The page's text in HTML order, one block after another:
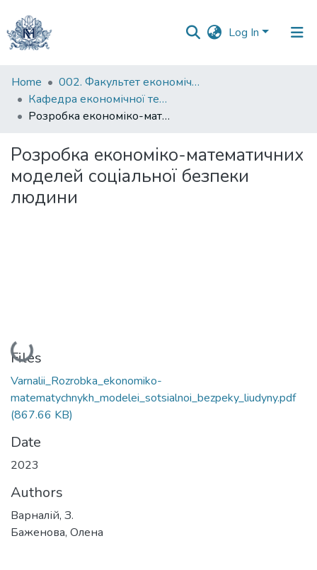
Log In
Communities
&
Collections
Statistics
Home
002. Факультет економічних наук
Кафедра економічної теорії
Розробка економіко-математичних моделей соціальної безпеки людини
Розробка економіко-математичних
моделей соціальної безпеки
людини
Loading...
Files
Varnalii_Rozrobka_ekonomiko-
matematychnykh_modelei_sotsialnoi_bezpeky_liudyny.pdf
(867.66 KB)
Date
2023
Authors
Варналій, З.
Баженова, Олена